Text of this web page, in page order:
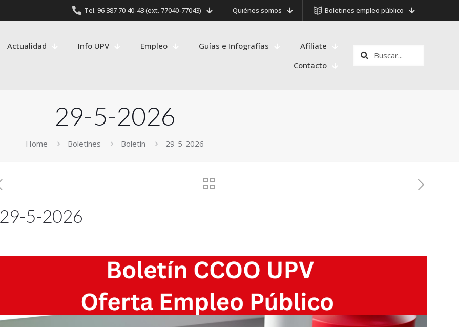
Tel. 96 387 70 40-43 (ext. 77040-77043) Quiénes somos Boletines empleo público
Actualidad Info UPV Empleo Guías e Infografías
Afíliate
Contacto
29-5-2026
Home Boletines Boletin 29-5-2026
5-2026